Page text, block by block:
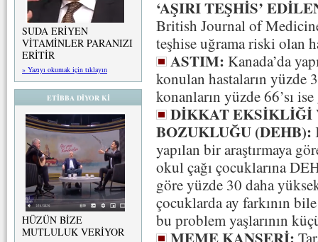
SUDA ERİYEN
VİTAMİNLER PARANIZI
ERİTİR
» Yazıyı okumak için tıklayın
ETİBBA DİYOR Kİ
HÜZÜN BİZE
MUTLULUK VERİYOR
‘AŞIRI TEŞHİS’
British Journal of
teşhise uğrama riski olan
ASTIM: Kanada’da
konulan hastaların yüzde
konanların yüzde 66’sı
DİKKAT EKSİKLİĞİ
BOZUKLUĞU (DEHB):
yapılan bir araştırmaya
okul çağı çocuklarına
göre yüzde 30 daha
çocuklarda ay farkının
bu problem yaşlarının
MEME KANSERİ: